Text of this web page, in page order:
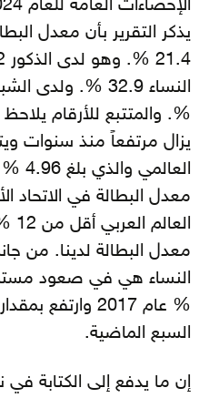
%. والمتتبع للأرقام
معدل البطالة لدينا. من
السبع الماضية.
إن ما يدفع إلى الكتابة